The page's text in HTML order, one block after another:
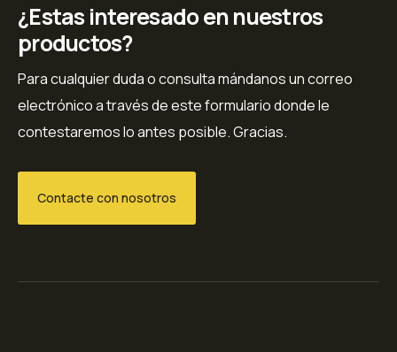
¿Estas interesado en nuestros
productos?
Para cualquier duda o consulta mándanos un correo
electrónico a través de este formulario donde le
contestaremos lo antes posible. Gracias.
Contacte con nosotros